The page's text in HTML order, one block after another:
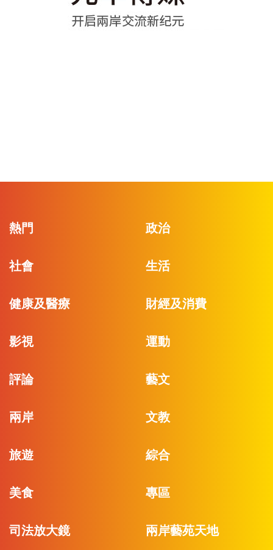
熱門 政治
社會 生活
健康及醫療 財經及消費
影視 運動
評論 藝文
兩岸 文教
旅遊 綜合
美食 專區
司法放大鏡 兩岸藝苑天地